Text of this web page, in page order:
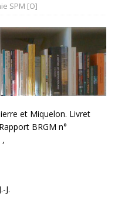
SPM [O]
et Miquelon. Livret
BRGM n°
,
J.